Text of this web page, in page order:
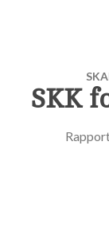
SKK